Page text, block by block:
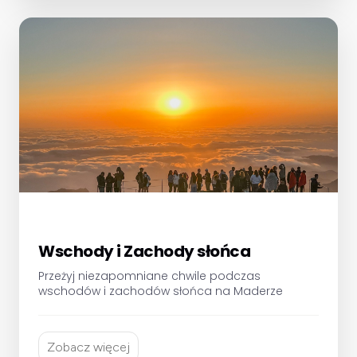
Wschody i Zachody słońca
Przeżyj niezapomniane chwile podczas
wschodów i zachodów słońca na Maderze
Zobacz więcej